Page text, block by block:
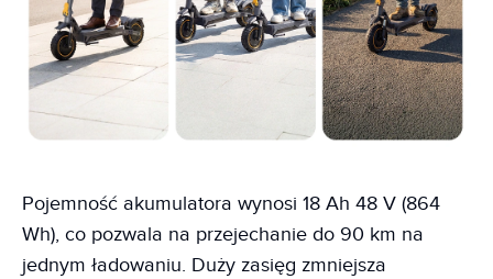
Pojemność akumulatora wynosi 18 Ah 48 V (864
Wh), co pozwala na przejechanie do 90 km na
jednym ładowaniu. Duży zasięg zmniejsza